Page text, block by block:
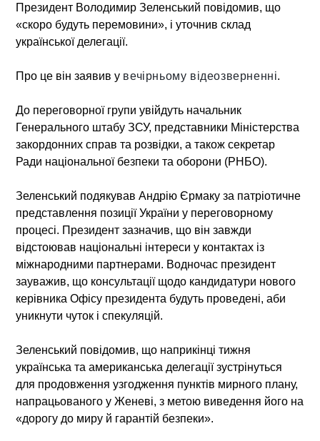
Президент Володимир Зеленський повідомив, що
«скоро будуть перемовини», і уточнив склад
української делегації.
Про це він заявив у вечірньому відеозверненні.
До переговорної групи увійдуть начальник
Генерального штабу ЗСУ, представники Міністерства
закордонних справ та розвідки, а також секретар
Ради національної безпеки та оборони (РНБО).
Зеленський подякував Андрію Єрмаку за патріотичне
представлення позиції України у переговорному
процесі. Президент зазначив, що він завжди
відстоював національні інтереси у контактах із
міжнародними партнерами. Водночас президент
зауважив, що консультації щодо кандидатури нового
керівника Офісу президента будуть проведені, аби
уникнути чуток і спекуляцій.
Зеленський повідомив, що наприкінці тижня
українська та американська делегації зустрінуться
для продовження узгодження пунктів мирного плану,
напрацьованого у Женеві, з метою виведення його на
«дорогу до миру й гарантій безпеки».